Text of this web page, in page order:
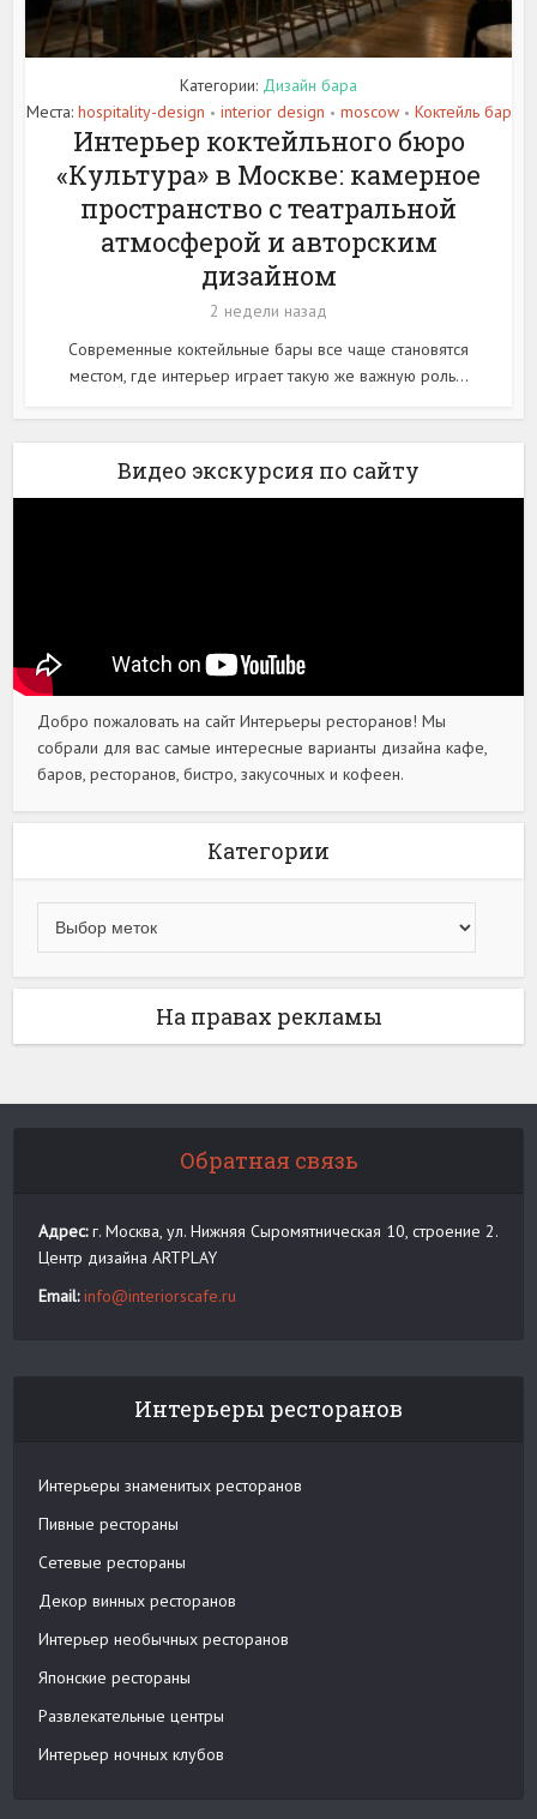
Категории: Дизайн бара
Места: hospitality-design • interior design • moscow • Коктейль бар
Интерьер коктейльного бюро
«Культура» в Москве: камерное
пространство с театральной
атмосферой и авторским
дизайном
2 недели назад
Современные коктейльные бары все чаще становятся
местом, где интерьер играет такую же важную роль...
Видео экскурсия по сайту
Добро пожаловать на сайт Интерьеры ресторанов! Мы
собрали для вас самые интересные варианты дизайна кафе,
баров, ресторанов, бистро, закусочных и кофеен.
Категории
На правах рекламы
Обратная связь
Адрес:г. Москва, ул. Нижняя Сыромятническая 10, строение 2.
Центр дизайна ARTPLAY
Email: info@interiorscafe.ru
Интерьеры ресторанов
Интерьеры знаменитых ресторанов
Пивные рестораны
Сетевые рестораны
Декор винных ресторанов
Интерьер необычных ресторанов
Японские рестораны
Развлекательные центры
Интерьер ночных клубов